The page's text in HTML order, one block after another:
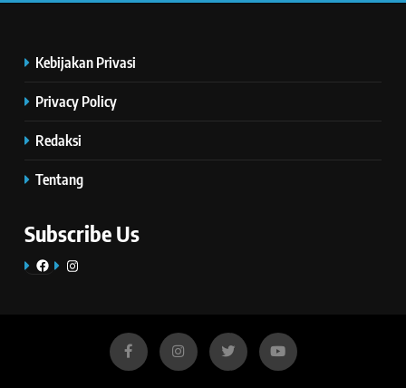
Kebijakan Privasi
Privacy Policy
Redaksi
Tentang
Subscribe Us
FacebookInstagram